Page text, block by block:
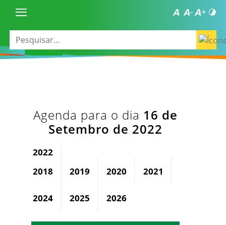
Agenda para o dia 16 de
Setembro de 2022
2022
2018
2019 2020 2021
2024 2025 2026